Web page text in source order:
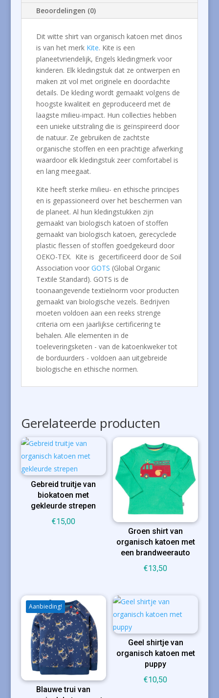
Beoordelingen (0)
Dit witte shirt van organisch katoen met dinos
is van het merk Kite. Kite is een
planeetvriendelijk, Engels kledingmerk voor
kinderen. Elk kledingstuk dat ze ontwerpen en
maken zit vol met originele en doordachte
details. De kleding wordt gemaakt volgens de
hoogste kwaliteit en geproduceerd met de
laagste milieu-impact. Hun collecties hebben
een unieke uitstraling die is geïnspireerd door
de natuur. Ze gebruiken de zachtste
organische stoffen en een prachtige afwerking
waardoor elk kledingstuk zeer comfortabel is
en lang meegaat.
Kite heeft sterke milieu- en ethische principes
en is gepassioneerd over het beschermen van
de planeet. Al hun kledingstukken zijn
gemaakt van biologisch katoen of stoffen
gemaakt van biologisch katoen, gerecyclede
plastic flessen of stoffen goedgekeurd door
OEKO-TEX. Kite is gecertificeerd door de Soil
Association voor GOTS (Global Organic
Textile Standard). GOTS is de
toonaangevende textielnorm voor producten
gemaakt van biologische vezels. Bedrijven
moeten voldoen aan een reeks strenge
criteria om een ​​jaarlijkse certificering te
behalen. Alle elementen in de
toeleveringsketen - van de katoenkweker tot
de borduurders - voldoen aan uitgebreide
biologische en ethische normen.
Gerelateerde producten
Gebreid truitje van
biokatoen met
gekleurde strepen
€15,00
Groen shirt van
organisch katoen met
een brandweerauto
€13,50
Aanbieding!
Blauwe trui van
Geel shirtje van
organisch katoen met
puppy
€10,50